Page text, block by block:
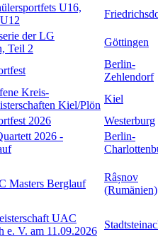
U16,
der LG
Teil 2
Göttingen
Berlin-
Zehlendorf
Kreis-
Kiel/Plön
Kiel
2026
Westerburg
2026 -
Berlin-
Masters Berglauf
Râșnov
(Rumänien)
UAC
e. V. am 11.09.2026